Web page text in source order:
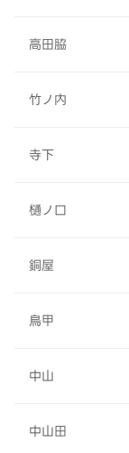
高田脇
竹ノ内
寺下
樋ノ口
銅屋
鳥甲
中山
中山田